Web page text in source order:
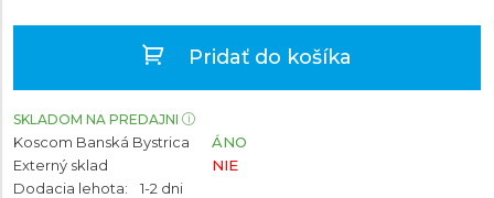
Pridať do košíka
SKLADOM NA PREDAJNI
Koscom Banská Bystrica
ÁNO
Externý sklad
NIE
Dodacia lehota:
1-2 dni